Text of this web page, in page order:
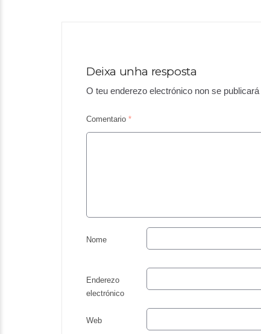
Deixa unha resposta
O teu enderezo electrónico non se publicará
Comentario *
Nome
Enderezo
electrónico
Web